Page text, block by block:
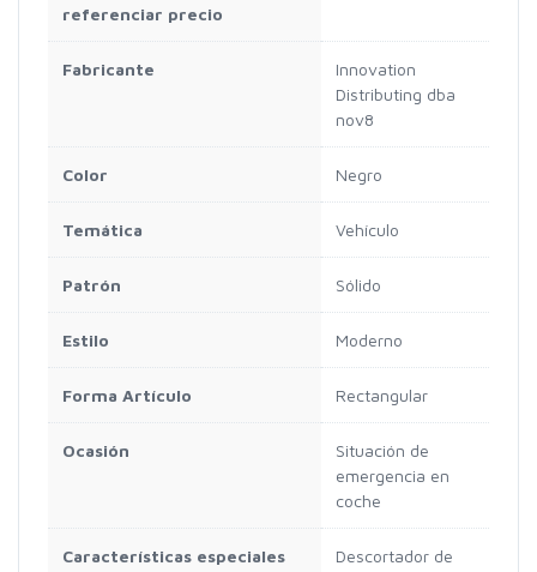
referenciar precio
Fabricante
Innovation
Distributing dba
nov8
Color Negro
Temática Vehículo
Patrón Sólido
Estilo Moderno
Forma Artículo Rectangular
Ocasión
Situación de
emergencia en
coche
Características especiales
Descortador de